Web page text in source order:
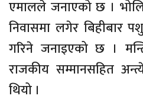
एमालले जनाएको छ । भोलि
निवासमा लगेर बिहीबार
गरिने जनाइएको छ ।
राजकीय सम्मानसहित
थियो ।